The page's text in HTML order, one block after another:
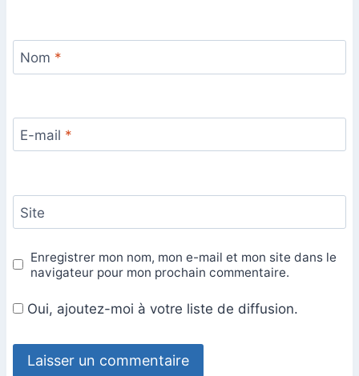
Nom *
E-mail *
Site
Enregistrer mon nom, mon e-mail et mon site dans le
navigateur pour mon prochain commentaire.
Oui, ajoutez-moi à votre liste de diffusion.